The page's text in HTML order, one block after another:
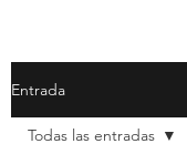
Entrada
Todas las entradas